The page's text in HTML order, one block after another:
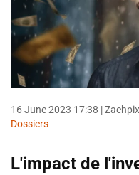
16 June 2023 17:38 | Zachpix
Dossiers
L'impact de